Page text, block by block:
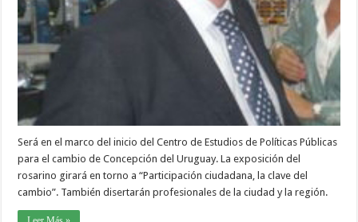
Será en el marco del inicio del Centro de Estudios de Políticas Públicas
para el cambio de Concepción del Uruguay. La exposición del
rosarino girará en torno a “Participación ciudadana, la clave del
cambio”. También disertarán profesionales de la ciudad y la región.